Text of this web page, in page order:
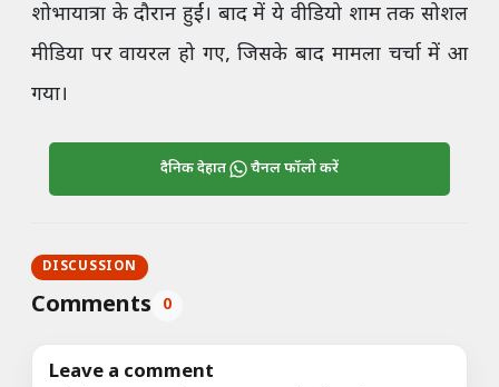
शोभायात्रा के दौरान हुईं। बाद में ये वीडियो शाम तक सोशल
मीडिया पर वायरल हो गए, जिसके बाद मामला चर्चा में आ
गया।
दैनिक देहात चैनल फॉलो करें
DISCUSSION
Comments 0
Leave a comment